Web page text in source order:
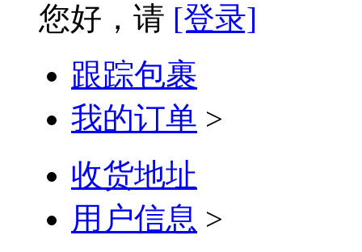
您好，请 [登录]
跟踪包裹
我的订单 >
收货地址
用户信息 >